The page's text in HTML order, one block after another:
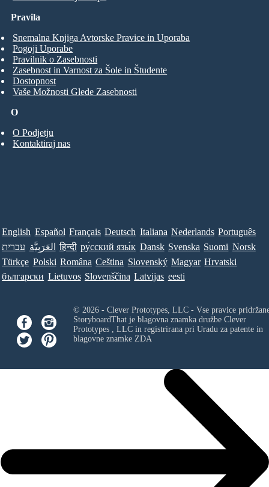
O
O Podjetju
Kontaktiraj nas
Pravila
Snemalna Knjiga Avtorske Pravice in Uporaba
Pogoji Uporabe
Pravilnik o Zasebnosti
Zasebnost in Varnost za Šole in Študente
Dostopnost
Vaše Možnosti Glede Zasebnosti
English Español Français Deutsch Italiana Nederlands Português
עברית العَرَبِيَّة हिन्दी ру́сский язы́к Dansk Svenska Suomi Norsk
Türkçe Polski Româna Ceština Slovenský Magyar Hrvatski
български Lietuvos Slovenščina Latvijas eesti
© 2026 - Clever Prototypes, LLC - Vse pravice
StoryboardThat je blagovna znamka družbe Clever
Prototypes , LLCin registrirana pri Uradu za patente in
blagovne znamke ZDA